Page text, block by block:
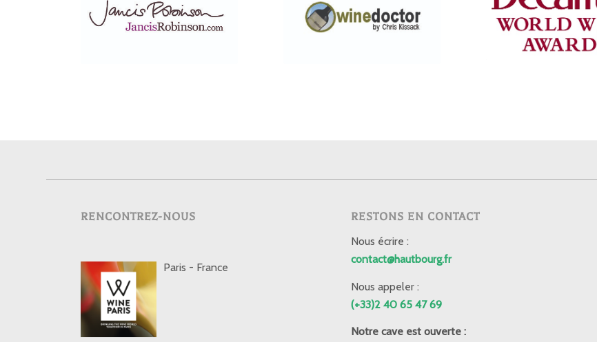
RENCONTREZ-NOUS
Paris - France
RESTONS EN CONTACT
Nous écrire :
contact@hautbourg.fr
Nous appeler :
(+33)2 40 65 47 69
Notre cave est ouverte :